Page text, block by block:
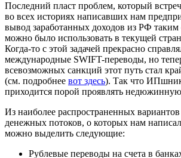
Последний пласт проблем, который
во всех историях написавших нам
вывод заработанных доходов из РФ
можно было использовать в текущей
Когда-то с этой задачей прекрасно
международные SWIFT-переводы, но
всевозможных санкций этот путь стал
(см. подробнее вот здесь). Так что
приходится порой проявлять недюжинную
Из наиболее распространенных
денежных потоков, о которых нам
можно выделить следующие:
Рублевые переводы на счета в